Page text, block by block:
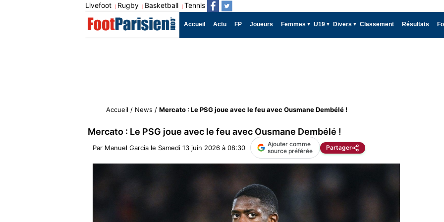
Livefoot | Rugby | Basketball | Tennis
Accueil Actu FP Joueurs Femmes U19 Divers Classement Résultats
Accueil / News / Mercato : Le PSG joue avec le feu avec Ousmane Dembélé !
Mercato : Le PSG joue avec le feu avec Ousmane Dembélé !
Par Manuel Garcia le Samedi 13 juin 2026 à 08:30
Ajouter comme
source préférée
Partager